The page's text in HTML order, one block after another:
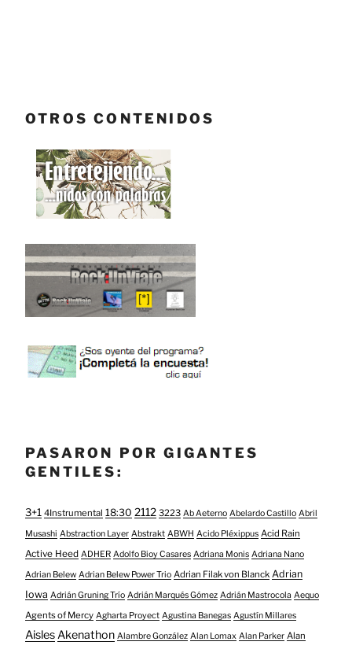
OTROS CONTENIDOS
PASARON POR GIGANTES
GENTILES:
3+1 4Instrumental 18:30 2112 3223 Ab Aeterno Abelardo Castillo Abril
Musashi Abstraction Layer Abstrakt ABWH Acido Pléxippus Acid Rain
Active Heed ADHER Adolfo Bioy Casares Adriana Monis Adriana Nano
Adrian Belew Adrian Belew Power Trio Adrian Filak von Blanck Adrian
Iowa Adrián Gruning Trío Adrián Marqués Gómez Adrián Mastrocola Aequo
Agents of Mercy Agharta Proyect Agustina Banegas Agustín Millares
AislesAkenathon Alambre González Alan Lomax Alan Parker Alan